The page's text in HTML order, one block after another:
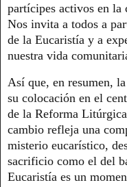
partícipes activos en la
Nos invita a todos a
de la Eucaristía y a
nuestra vida
Así que, en resumen,
su colocación en el
de la Reforma
cambio refleja una
misterio eucarístico,
sacrificio como el del
Eucaristía es un